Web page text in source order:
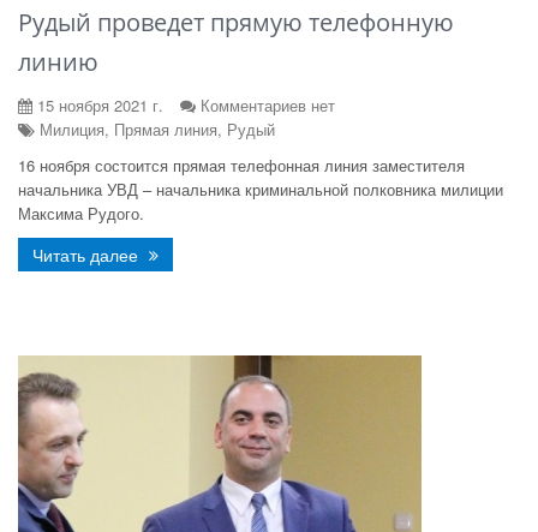
Рудый проведет прямую телефонную
линию
15 ноября 2021 г.
Комментариев нет
Милиция, Прямая линия, Рудый
16 ноября состоится прямая телефонная линия заместителя
начальника УВД – начальника криминальной полковника милиции
Максима Рудого.
Читать далее